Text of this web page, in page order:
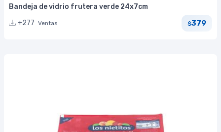
Bandeja de vidrio frutera verde 24x7cm
+277 Ventas $379